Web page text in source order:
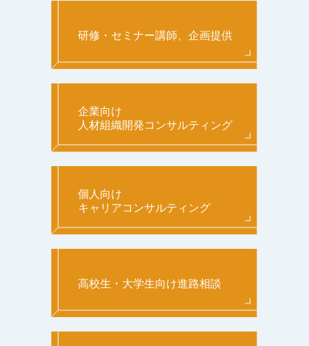
研修・セミナー講師、企画提供
企業向け
人材組織開発コンサルティング
個人向け
キャリアコンサルティング
高校生・大学生向け進路相談